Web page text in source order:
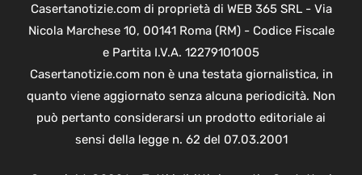
Casertanotizie.com di proprietà di WEB 365 SRL - Via
Nicola Marchese 10, 00141 Roma (RM) - Codice Fiscale
e Partita I.V.A. 12279101005
Casertanotizie.com non è una testata giornalistica, in
quanto viene aggiornato senza alcuna periodicità. Non
può pertanto considerarsi un prodotto editoriale ai
sensi della legge n. 62 del 07.03.2001